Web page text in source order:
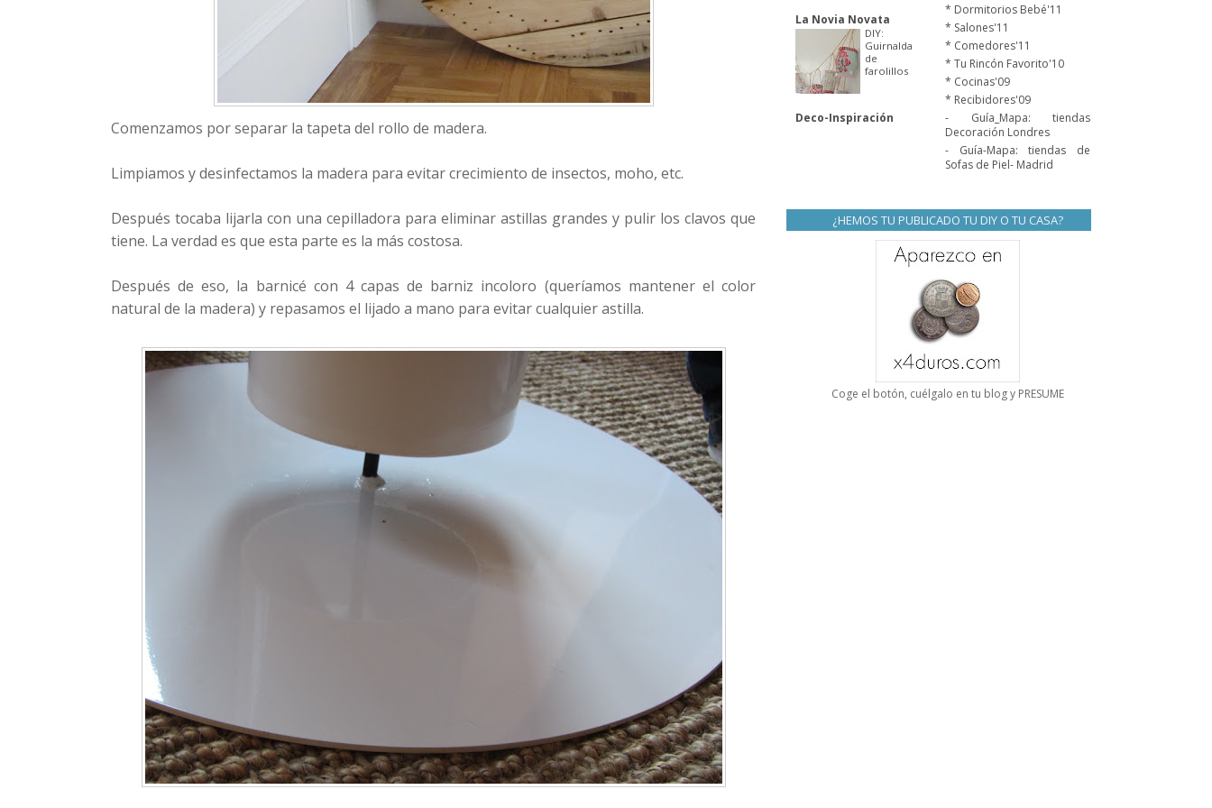
Comenzamos por separar la tapeta del rollo de madera.
Limpiamos y desinfectamos la madera para evitar crecimiento de insectos, moho, etc.
Después tocaba lijarla con una cepilladora para eliminar astillas grandes y pulir los clavos que
tiene. La verdad es que esta parte es la más costosa.
Después de eso, la barnicé con 4 capas de barniz incoloro (queríamos mantener el color
natural de la madera) y repasamos el lijado a mano para evitar cualquier astilla.
La Novia Novata
DIY:
Guirnalda
de
farolillos
Deco-Inspiración
* Dormitorios Bebé'11
* Salones'11
* Comedores'11
* Tu Rincón Favorito'10
* Cocinas'09
* Recibidores'09
- Guía_Mapa: tiendas
Decoración Londres
- Guía-Mapa: tiendas de
Sofas de Piel- Madrid
¿HEMOS TU PUBLICADO TU DIY O TU CASA?
Coge el botón, cuélgalo en tu blog y PRESUME